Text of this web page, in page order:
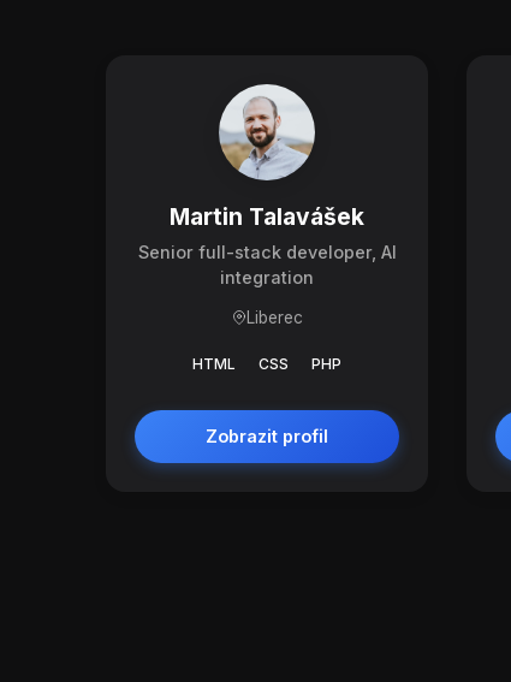
Martin Talavášek
Senior full-stack developer, AI
integration
Liberec
HTML CSS PHP
Zobrazit profil